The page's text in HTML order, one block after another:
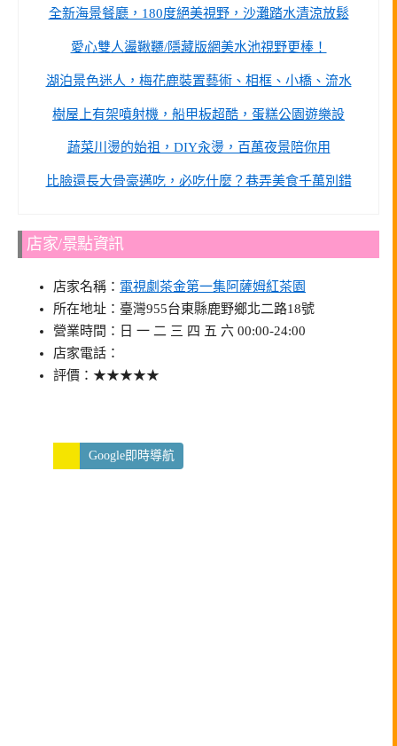
全新海景餐廳，180度絕美視野，沙灘踏水清涼放鬆
愛心雙人盪鞦韆/隱藏版網美水池視野更棒！
湖泊景色迷人，梅花鹿裝置藝術、相框、小橋、流水
樹屋上有架噴射機，船甲板超酷，蛋糕公園遊樂設
蔬菜川燙的始祖，DIY汆燙，百萬夜景陪你用
比臉還長大骨豪邁吃，必吃什麼？巷弄美食千萬別錯
店家/景點資訊
店家名稱： 電視劇茶金第一集阿薩姆紅茶園
所在地址：臺灣955台東縣鹿野鄉北二路18號
營業時間：日 一 二 三 四 五 六 00:00-24:00
店家電話：
評價：★★★★★
Google即時導航